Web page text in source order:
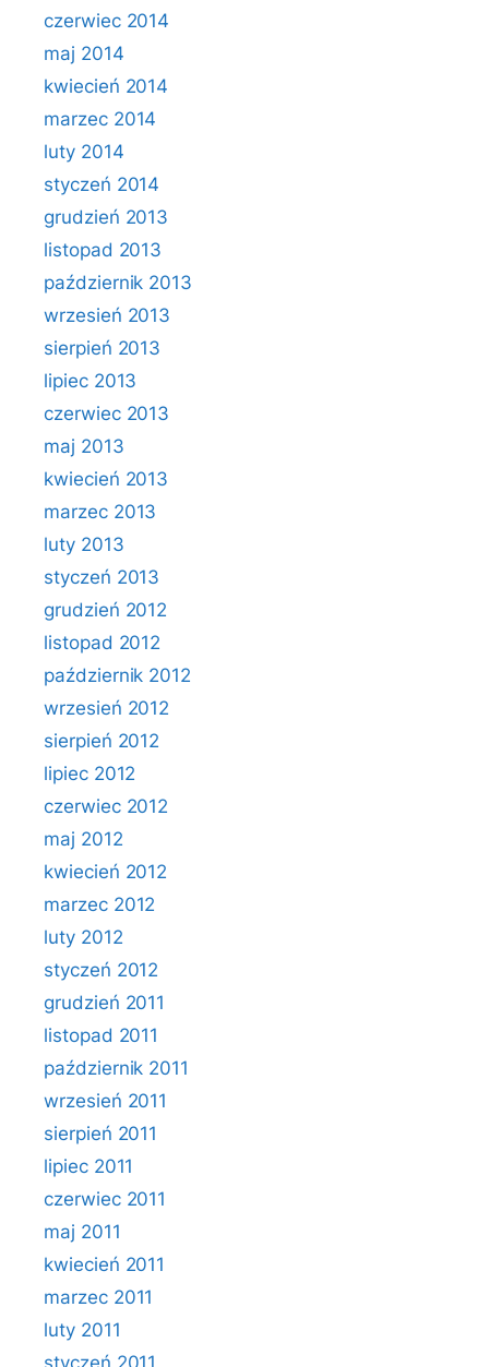
czerwiec 2014
maj 2014
kwiecień 2014
marzec 2014
luty 2014
styczeń 2014
grudzień 2013
listopad 2013
październik 2013
wrzesień 2013
sierpień 2013
lipiec 2013
czerwiec 2013
maj 2013
kwiecień 2013
marzec 2013
luty 2013
styczeń 2013
grudzień 2012
listopad 2012
październik 2012
wrzesień 2012
sierpień 2012
lipiec 2012
czerwiec 2012
maj 2012
kwiecień 2012
marzec 2012
luty 2012
styczeń 2012
grudzień 2011
listopad 2011
październik 2011
wrzesień 2011
sierpień 2011
lipiec 2011
czerwiec 2011
maj 2011
kwiecień 2011
marzec 2011
luty 2011
styczeń 2011